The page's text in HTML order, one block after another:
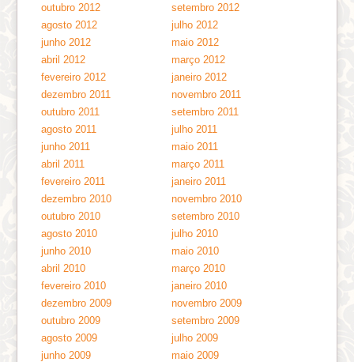
outubro 2012
setembro 2012
agosto 2012
julho 2012
junho 2012
maio 2012
abril 2012
março 2012
fevereiro 2012
janeiro 2012
dezembro 2011
novembro 2011
outubro 2011
setembro 2011
agosto 2011
julho 2011
junho 2011
maio 2011
abril 2011
março 2011
fevereiro 2011
janeiro 2011
dezembro 2010
novembro 2010
outubro 2010
setembro 2010
agosto 2010
julho 2010
junho 2010
maio 2010
abril 2010
março 2010
fevereiro 2010
janeiro 2010
dezembro 2009
novembro 2009
outubro 2009
setembro 2009
agosto 2009
julho 2009
junho 2009
maio 2009